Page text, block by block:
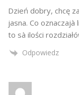
Dzień dobry, chcę
jasna. Co oznaczajà
to sà ilości
Odpowiedz